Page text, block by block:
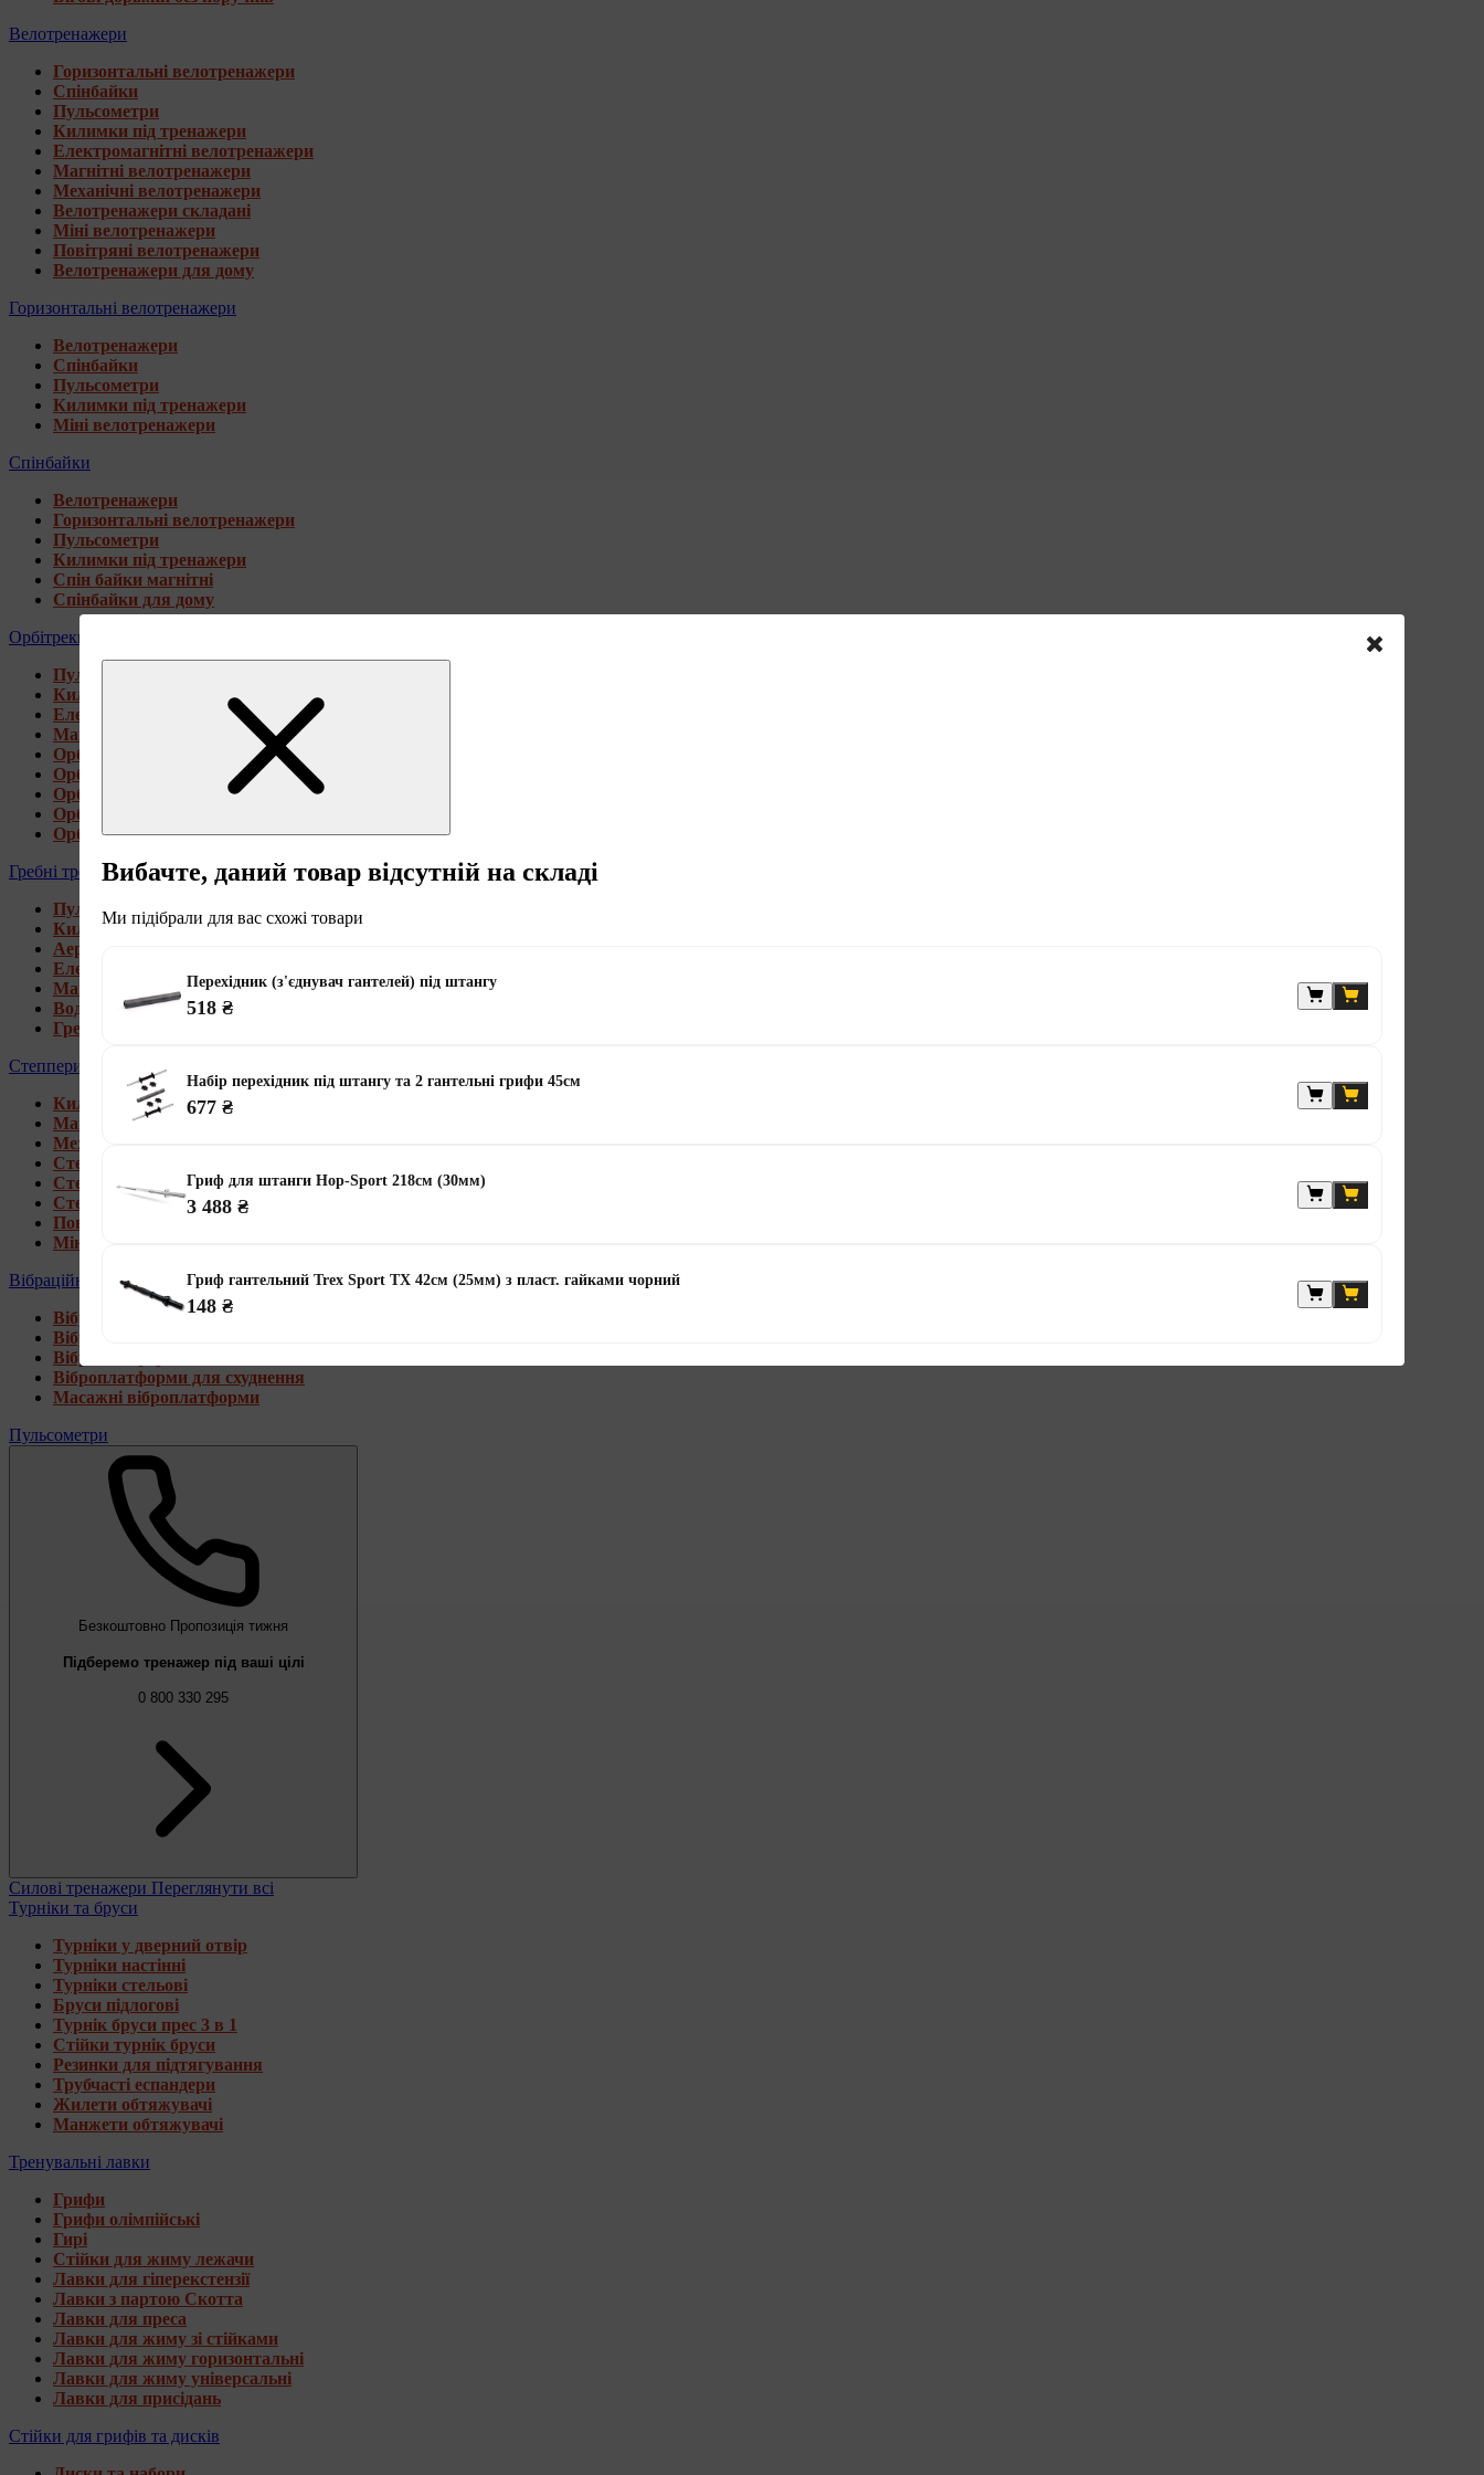
Велотренажери
Горизонтальні велотренажери
Спінбайки
Пульсометри
Килимки під тренажери
Електромагнітні велотренажери
Магнітні велотренажери
Механічні велотренажери
Велотренажери складані
Міні велотренажери
Повітряні велотренажери
Велотренажери для дому
Горизонтальні велотренажери
Велотренажери
Спінбайки
Пульсометри
Килимки під тренажери
Міні велотренажери
Спінбайки
Велотренажери
Горизонтальні велотренажери
Пульсометри
Килимки під тренажери
Спін байки магнітні
Спінбайки для дому
Орбітреки
Пульсометри
Килимки під тренажери
Електромагнітні орбітреки
Магнітні орбітреки
Орбітреки передньоприводні
Орбітреки задньоприводні
Орбітреки для високих користувачів
Орбітреки генераторні
Орбітреки для дому
Гребні тренажери
Пульсометри
Килимки під тренажери
Аеромагнітні гребні тренажери
Електромагнітні гребні тренажери
Магнітні гребні тренажери
Водні гребні тренажери
Гребні тренажери для дому
Степпери
Килимки під тренажери
Магнітні степпери
Механічні степпери
Степпери зі стійкою
Степпери з еспандерами
Степпери з рукоятками
Поворотні степпери
Міні степпери
Вібраційні платформи
Віброплатформи для дому
Віброплатформи 4D
Віброплатформи 3D
Віброплатформи для схуднення
Масажні віброплатформи
Пульсометри
Безкоштовно Пропозиція тижня
Підберемо тренажер під ваші цілі
0 800 330 295
Силові тренажери Переглянути всі
Турніки та бруси
Турніки у дверний отвір
Турніки настінні
Турніки стельові
Бруси підлогові
Турнік бруси прес 3 в 1
Стійки турнік бруси
Резинки для підтягування
Трубчасті еспандери
Жилети обтяжувачі
Манжети обтяжувачі
Тренувальні лавки
Грифи
Грифи олімпійські
Гирі
Стійки для жиму лежачи
Лавки для гіперекстензії
Лавки з партою Скотта
Лавки для преса
Лавки для жиму зі стійками
Лавки для жиму горизонтальні
Лавки для жиму універсальні
Лавки для присідань
Стійки для грифів та дисків
Вибачте, даний товар відсутній на складі
Ми підібрали для вас схожі товари
Перехідник (з'єднувач гантелей) під штангу
518 ₴
Набір перехідник під штангу та 2 гантельні грифи 45см
677 ₴
Гриф для штанги Hop-Sport 218см (30мм)
3 488 ₴
Гриф гантельний Trex Sport TX 42см (25мм) з пласт. гайками чорний
148 ₴